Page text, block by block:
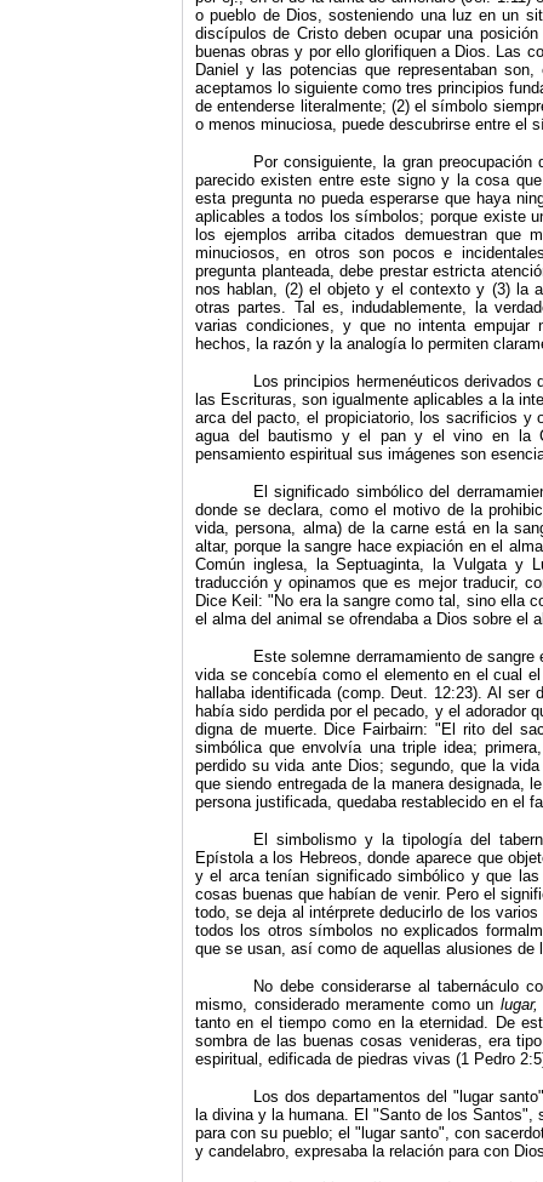
o pueblo de Dios, sosteniendo una luz en un
discípulos de Cristo deben ocupar una
buenas obras y por ello glorifiquen a Dios. Las
Daniel y las potencias que representaban
aceptamos lo siguiente como tres principios
de entenderse literalmente; (2) el símbolo
o menos minuciosa, puede descubrirse entre el
Por consiguiente, la gran
parecido existen entre este signo y la cosa
esta pre­gunta no pueda esperarse que haya
aplicables a todos los símbolos; porque existe
los ejemplos arriba citados demuestran que
minuciosos, en otros son pocos e
pregunta planteada, debe prestar estricta
nos hablan, (2) el objeto y el contexto y (3) la
otras partes. Tal es, indudablemente, la
varias condiciones, y que no intenta
hechos, la razón y la analogía lo permiten
Los principios hermenéuticos
las Escrituras, son igualmente aplicables a la
arca del pacto, el propiciatorio, los sacrificios y
agua del bautismo y el pan y el vino en la
pensamiento espiri­tual sus imágenes son
El significado simbólico del
donde se declara, como el motivo de la
vida, persona, alma) de la carne está en la
altar, porque la sangre hace expiación en el
Común inglesa, la Septuaginta, la Vulgata y
traducción y opi­namos que es mejor traducir,
Dice Keil: "No era la sangre como tal, sino ella
el alma del animal se ofrendaba a Dios sobre el
Este solemne derramamiento de
vida se concebía como el elemento en el cual
hallaba identificada (comp. Deut. 12:23). Al ser
había sido perdida por el pecado, y el adorador
digna de muerte. Dice Fairbairn: "El rito del
simbólica que envolvía una triple idea;
perdido su vida ante Dios; segundo, que la
que siendo entregada de la manera designada,
persona justificada, quedaba restablecido en el
El simbolismo y la tipología del
Epístola a los Hebreos, donde aparece que
y el arca tenían significado simbólico y que
cosas buenas que habían de venir. Pero el
todo, se deja al intérprete deducirlo de los
todos los otros símbolos no explicados
que se usan, así como de aquellas alusiones
No debe considerarse al tabernáculo
mismo, considerado meramente como un lugar,
tanto en el tiempo como en la eternidad. De
sombra de las buenas cosas venideras, era
espiritual, edificada de piedras vivas (1 Pedro
Los dos departamentos del "lugar
la divina y la humana. El "Santo de los
para con su pueblo; el "lugar santo", con
y candelabro, expresaba la relación para con